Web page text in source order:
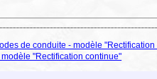
de conduite - modèle
"Rectification continue"